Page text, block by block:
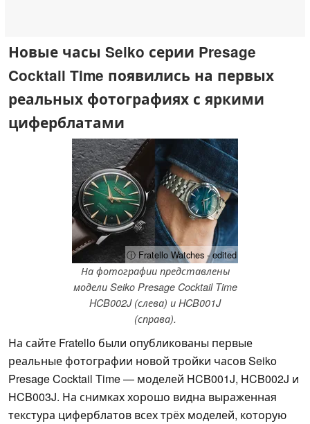
Новые часы Seiko серии Presage
Cocktail Time появились на первых
реальных фотографиях с яркими
циферблатами
ⓘ Fratello Watches - edited
На фотографии представлены
модели Seiko Presage Cocktail Time
HCB002J (слева) и HCB001J
(справа).
На сайте Fratello были опубликованы первые
реальные фотографии новой тройки часов Seiko
Presage Cocktail Time — моделей HCB001J, HCB002J и
HCB003J. На снимках хорошо видна выраженная
текстура циферблатов всех трёх моделей, которую